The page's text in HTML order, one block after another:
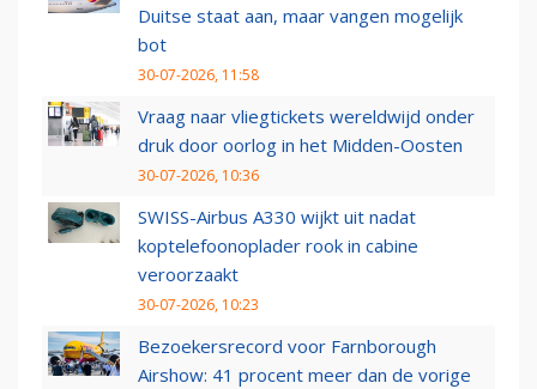
Duitse staat aan, maar vangen mogelijk
bot
30-07-2026, 11:58
Vraag naar vliegtickets wereldwijd onder
druk door oorlog in het Midden-Oosten
30-07-2026, 10:36
SWISS-Airbus A330 wijkt uit nadat
koptelefoonoplader rook in cabine
veroorzaakt
30-07-2026, 10:23
Bezoekersrecord voor Farnborough
Airshow: 41 procent meer dan de vorige